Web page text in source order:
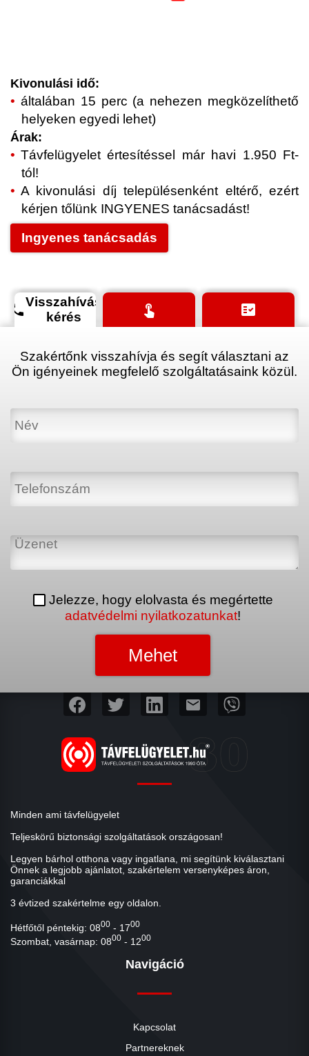
Kivonulási idő:
általában 15 perc (a nehezen megközelíthető
helyeken egyedi lehet)
Árak:
Távfelügyelet értesítéssel már havi 1.950 Ft-
tól!
A kivonulási díj településenként eltérő, ezért
kérjen tőlünk INGYENES tanácsadást!
Ingyenes tanácsadás
phoneVisszahívás
kérés
touch_app fact_check
Szakértőnk visszahívja és segít választani az
Ön igényeinek megfelelő szolgáltatásaink közül.
Jelezze, hogy elolvasta és megértette
adatvédelmi nyilatkozatunkat!
mail
Minden ami távfelügyelet
Teljeskörű biztonsági szolgáltatások országosan!
Legyen bárhol otthona vagy ingatlana, mi segítünk kiválasztani
Önnek a legjobb ajánlatot, szakértelem versenyképes áron,
garanciákkal
3 évtized szakértelme egy oldalon.
Hétfőtől péntekig: 0800 - 1700
Szombat, vasárnap: 0800 - 1200
Navigáció
Kapcsolat
Partnereknek